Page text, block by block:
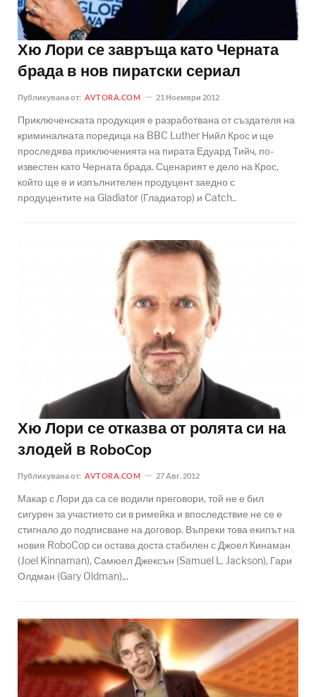
Хю Лори се завръща като Черната
брада в нов пиратски сериал
Публикувана от: AVTORA.COM 21 Ноември 2012
Приключенската продукция е разработвана от създателя на
криминалната поредица на BBC Luther Нийл Крос и ще
проследява приключенията на пирата Едуард Тийч, по-
известен като Черната брада. Сценарият е дело на Крос,
който ще е и изпълнителен продуцент заедно с
продуцентите на Gladiator (Гладиатор) и Catch..
Хю Лори се отказва от ролята си на
злодей в RoboCop
Публикувана от: AVTORA.COM 27 Авг. 2012
Макар с Лори да са се водили преговори, той не е бил
сигурен за участието си в римейка и впоследствие не се е
стигнало до подписване на договор. Въпреки това екипът на
новия RoboCop си остава доста стабилен с Джоел Кинаман
(Joel Kinnaman), Самюел Джексън (Samuel L. Jackson), Гари
Олдман (Gary Oldman),..